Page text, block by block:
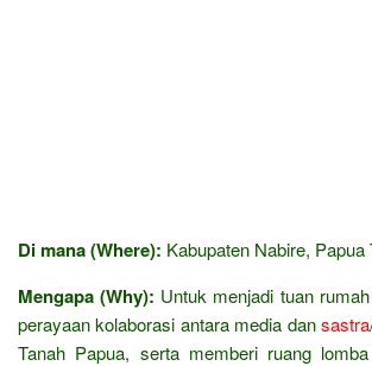
Di mana (Where): Kabupaten Nabire, Papua
Mengapa (Why): Untuk menjadi tuan
perayaan kolaborasi antara media dansastra
Tanah Papua, serta memberi ruang